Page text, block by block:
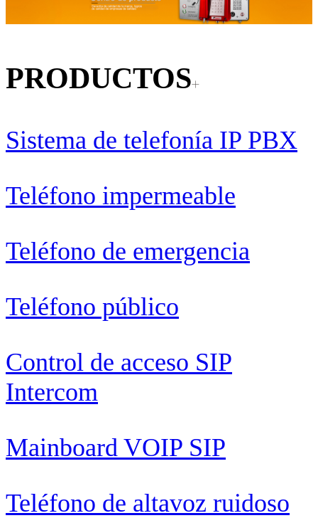
PRODUCTOS
Sistema de telefonía IP PBX
Teléfono impermeable
Teléfono de emergencia
Teléfono público
Control de acceso SIP
Intercom
Mainboard VOIP SIP
Teléfono de altavoz ruidoso